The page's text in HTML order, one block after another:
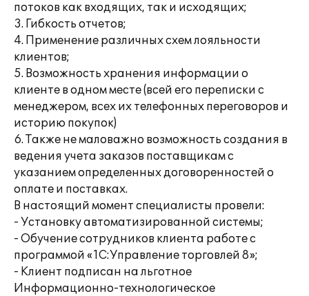
потоков как входящих, так и исходящих;
3. Гибкость отчетов;
4. Применение различных схем лояльности
клиентов;
5. Возможность хранения информации о
клиенте в одном месте (всей его переписки с
менеджером, всех их телефонных переговоров и
историю покупок)
6. Также не маловажно возможность создания в
ведения учета заказов поставщикам с
указанием определенных договоренностей о
оплате и поставках.
В настоящий момент специалисты провели:
- Установку автоматизированной системы;
- Обучение сотрудников клиента работе с
программой «1С:Управление торговлей 8»;
- Клиент подписан на льготное
Информационно-технологическое